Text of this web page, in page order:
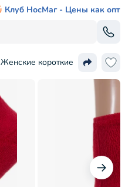
Клуб НосМаг - Цены как опт
Женские короткие махровые